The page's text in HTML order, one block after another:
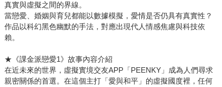
真實與虛擬之間的界線。
當戀愛、婚姻與育兒都能以數據模擬，愛情是否仍具有真實性？
作品以科幻黑色幽默的手法，對應出現代人情感焦慮與科技依
賴。
★《課金派戀愛1》故事內容介紹
在近未來的世界，虛擬實境交友APP「PEENKY」成為人們尋求
親密關係的首選。在這個主打「愛與和平」的虛擬國度裡，任何